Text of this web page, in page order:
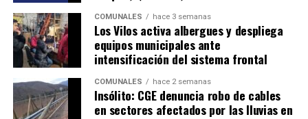
COMUNALES hace 3 semanas
Los Vilos activa albergues y despliega
equipos municipales ante
intensificación del sistema frontal
COMUNALES hace 2 semanas
Insólito: CGE denuncia robo de cables
en sectores afectados por las lluvias en